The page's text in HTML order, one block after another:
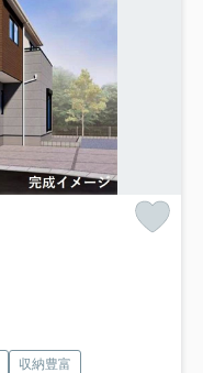
収納豊富